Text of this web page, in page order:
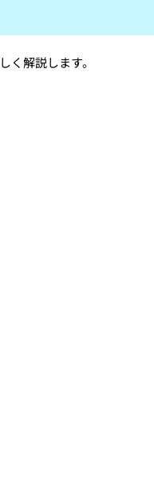
く解説します。